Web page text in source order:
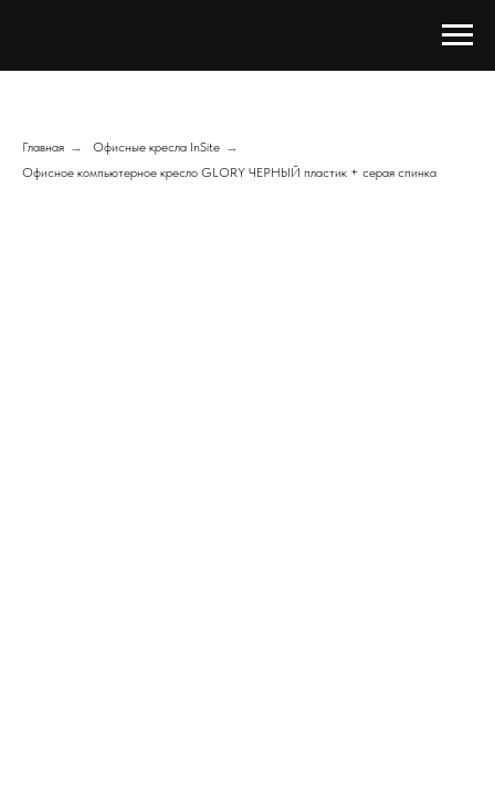
Главная → Офисные кресла InSite →
Офисное компьютерное кресло GLORY ЧЕРНЫЙ пластик + серая спинка